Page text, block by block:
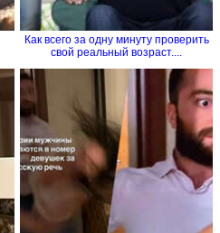
Как всего за одну минуту проверить
свой реальный возраст....